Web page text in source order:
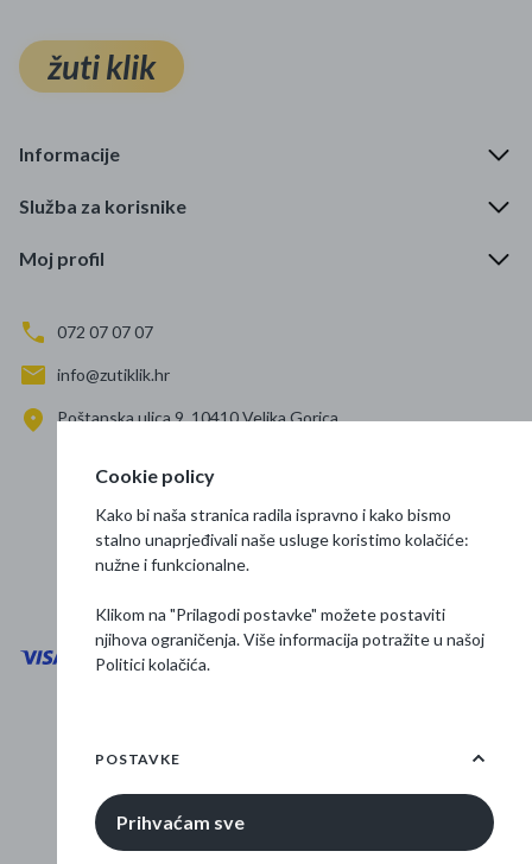
žuti klik
Informacije
Služba za korisnike
Moj profil
072 07 07 07
info@zutiklik.hr
Poštanska ulica 9, 10410 Velika Gorica
Prati nas
Osnovne informacije
© 2026 Žuti klik
Cookie policy
Kako bi naša stranica radila ispravno i kako bismo
stalno unaprjeđivali naše usluge koristimo kolačiće:
nužne i funkcionalne.
Klikom na "Prilagodi postavke" možete postaviti
njihova ograničenja. Više informacija potražite u našoj
Politici kolačića.
POSTAVKE
Prihvaćam sve